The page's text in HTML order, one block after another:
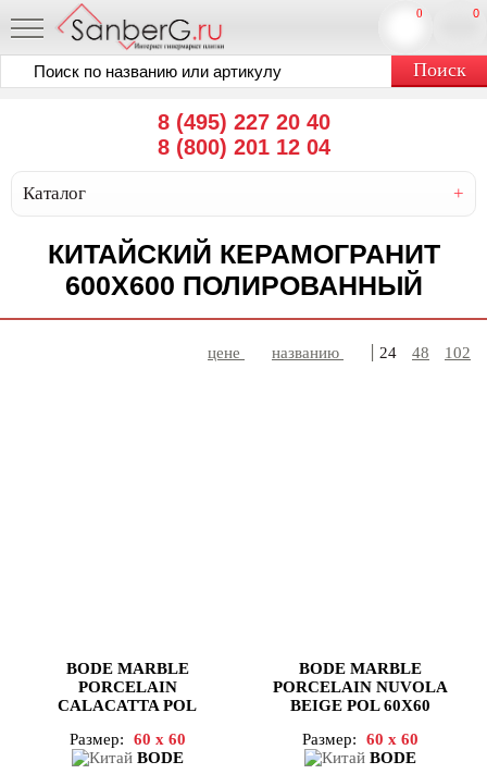
8 (495) 227 20 40
8 (800) 201 12 04
0
0
Каталог
КИТАЙСКИЙ КЕРАМОГРАНИТ
600Х600 ПОЛИРОВАННЫЙ
цене названию 24 48 102
BODE MARBLE
PORCELAIN
CALACATTA POL
Размер:
60 x 60
BODE
BODE MARBLE
PORCELAIN NUVOLA
BEIGE POL 60X60
Размер:
60 x 60
BODE